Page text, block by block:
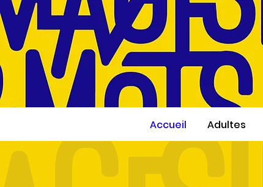
Accueil Adultes